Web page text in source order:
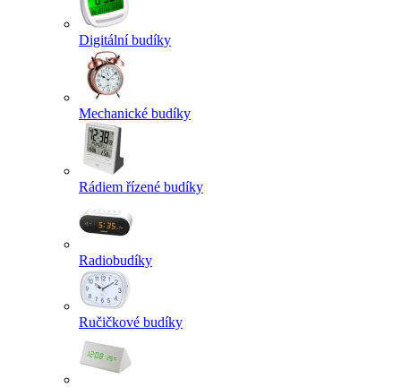
Digitální budíky
Mechanické budíky
Rádiem řízené budíky
Radiobudíky
Ručičkové budíky